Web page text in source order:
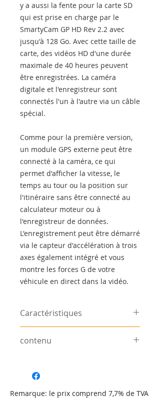
y a aussi la fente pour la carte SD
qui est prise en charge par le
SmartyCam GP HD Rev 2.2 avec
jusqu'à 128 Go. Avec cette taille de
carte, des vidéos HD d'une durée
maximale de 40 heures peuvent
être enregistrées. La caméra
digitale et l'enregistreur sont
connectés l'un à l'autre via un câble
spécial.
Comme pour la première version,
un module GPS externe peut être
connecté à la caméra, ce qui
permet d'afficher la vitesse, le
temps au tour ou la position sur
l'itinéraire sans être connecté au
calculateur moteur ou à
l'enregistreur de données.
L'enregistrement peut être démarré
via le capteur d'accélération à trois
axes également intégré et vous
montre les forces G de votre
véhicule en direct dans la vidéo.
Caractéristiques
Afficher la
320x240 pixels
contenu
carte SD et chargeur
Remarque: le prix comprend 7,7% de TVA